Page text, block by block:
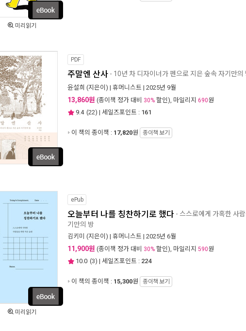
미리읽기
PDF
주말엔 산사 - 10년 차 디자이너가 펜으로 지은 숲속 자기만의
윤설희 (지은이) | 휴머니스트 | 2025년 9월
13,860원 (종이책 정가 대비 30% 할인), 마일리지 690원
9.4 (22) | 세일즈포인트 : 161
이 책의 종이책 : 17,820원 종이책 보기
미리읽기
ePub
오늘부터 나를 칭찬하기로 했다 - 스스로에게 가혹한 사
기만의 방
김키미 (지은이) | 휴머니스트 | 2025년 6월
11,900원 (종이책 정가 대비 30% 할인), 마일리지 590원
10.0 (3) | 세일즈포인트 : 224
이 책의 종이책 : 15,300원 종이책 보기